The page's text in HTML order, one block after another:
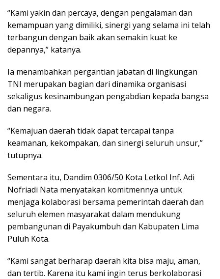
“Kami yakin dan percaya, dengan pengalaman dan
kemampuan yang dimiliki, sinergi yang selama ini telah
terbangun dengan baik akan semakin kuat ke
depannya,” katanya.
Ia menambahkan pergantian jabatan di lingkungan
TNI merupakan bagian dari dinamika organisasi
sekaligus kesinambungan pengabdian kepada bangsa
dan negara.
“Kemajuan daerah tidak dapat tercapai tanpa
keamanan, kekompakan, dan sinergi seluruh unsur,”
tutupnya.
Sementara itu, Dandim 0306/50 Kota Letkol Inf. Adi
Nofriadi Nata menyatakan komitmennya untuk
menjaga kolaborasi bersama pemerintah daerah dan
seluruh elemen masyarakat dalam mendukung
pembangunan di Payakumbuh dan Kabupaten Lima
Puluh Kota.
“Kami sangat berharap daerah kita bisa maju, aman,
dan tertib. Karena itu kami ingin terus berkolaborasi